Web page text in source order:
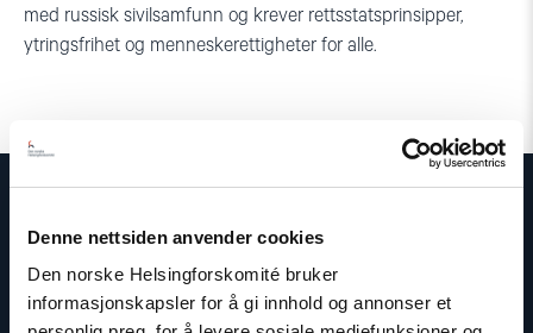
Denne nettsiden anvender cookies
Den norske Helsingforskomité bruker
informasjonskapsler for å gi innhold og annonser et
med russisk sivilsamfunn og krever rettsstatsprinsipper,
ytringsfrihet og menneskerettigheter for alle.
Kontakt
Read